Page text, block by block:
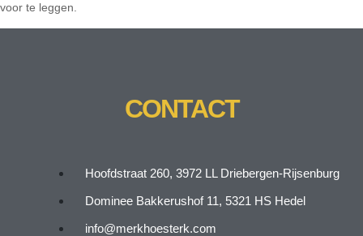
voor te leggen.
CONTACT
Hoofdstraat 260, 3972 LL Driebergen-Rijsenburg
Dominee Bakkerushof 11, 5321 HS Hedel
info@merkhoesterk.com